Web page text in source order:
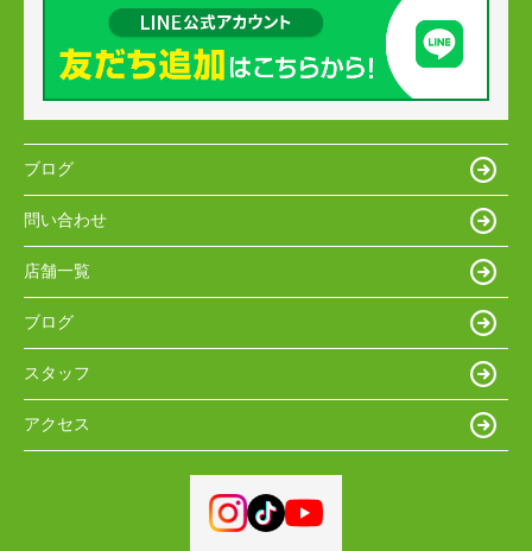
ブログ
問い合わせ
店舗一覧
ブログ
スタッフ
アクセス